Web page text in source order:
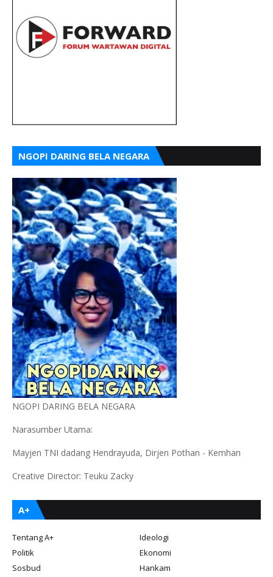
NGOPI DARING BELA NEGARA
NGOPI DARING BELA NEGARA
Narasumber Utama:
Mayjen TNI dadang Hendrayuda, Dirjen Pothan - Kemhan
Creative Director: Teuku Zacky
A+
Tentang A+
Ideologi
Politik
Ekonomi
Sosbud
Hankam